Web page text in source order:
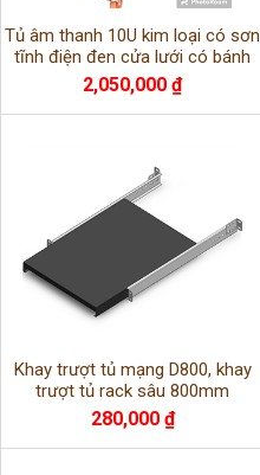
Tủ âm thanh 10U kim loại có sơn
tĩnh điện đen cửa lưới có bánh
xe di chuyển
2,050,000 ₫
Khay trượt tủ mạng D800, khay
trượt tủ rack sâu 800mm
280,000 ₫